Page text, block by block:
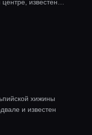
известен
хижины
и известен